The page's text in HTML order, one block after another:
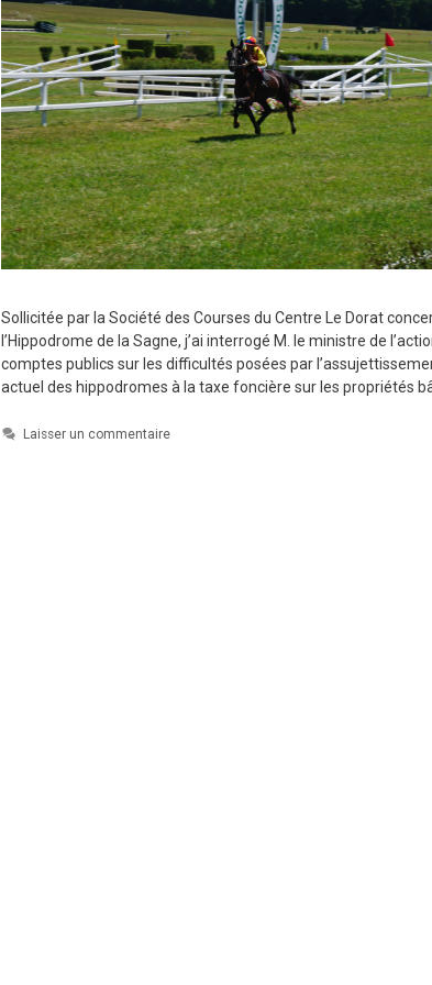
Sollicitée par la Société des Courses du Centre Le Dorat
l’Hippodrome de la Sagne, j’ai interrogé M. le ministre de
comptes publics sur les difficultés posées par
actuel des hippodromes à la taxe foncière sur les propriétés
Laisser un commentaire